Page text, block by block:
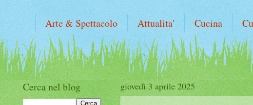
Arte & Spettacolo Attualita' Cucina
giovedì 3 aprile 2025
Cerca nel blog